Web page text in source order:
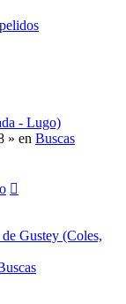
- Lugo)
» en Buscas
Gustey (Coles,